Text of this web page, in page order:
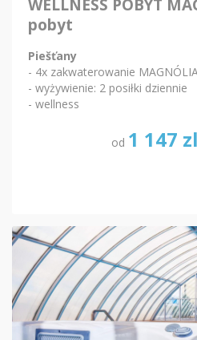
WELLNESS POBYT
pobyt
Piešťany
- 4x zakwaterowanie
- wyżywienie: 2 posiłki dziennie
- wellness
od 1 147 zl